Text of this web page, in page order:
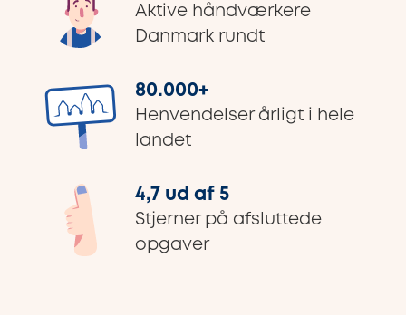
Aktive håndværkere
Danmark rundt
80.000+
Henvendelser årligt i hele
landet
4,7 ud af 5
Stjerner på afsluttede
opgaver